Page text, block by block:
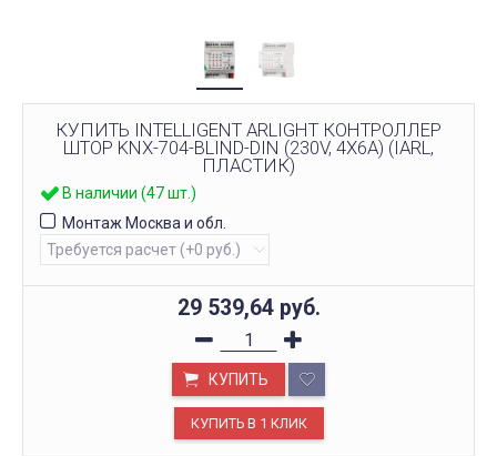
КУПИТЬ INTELLIGENT ARLIGHT КОНТРОЛЛЕР
ШТОР KNX-704-BLIND-DIN (230V, 4X6A) (IARL,
ПЛАСТИК)
В наличии (47 шт.)
Монтаж Москва и обл.
29 539,64 руб.
КУПИТЬ